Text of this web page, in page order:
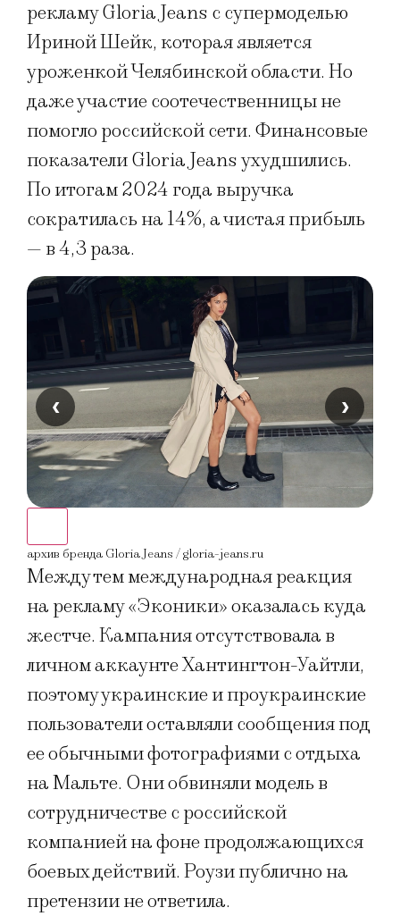
рекламу Gloria Jeans с супермоделью
Ириной Шейк, которая является
уроженкой Челябинской области. Но
даже участие соотечественницы не
помогло российской сети. Финансовые
показатели Gloria Jeans ухудшились.
По итогам 2024 года выручка
сократилась на 14%, а чистая прибыль
— в 4,3 раза.
архив бренда Gloria Jeans / gloria-jeans.ru
‹ ›
Между тем международная реакция
на рекламу «Эконики» оказалась куда
жестче. Кампания отсутствовала в
личном аккаунте Хантингтон-Уайтли,
поэтому украинские и проукраинские
пользователи оставляли сообщения под
ее обычными фотографиями с отдыха
на Мальте. Они обвиняли модель в
сотрудничестве с российской
компанией на фоне продолжающихся
боевых действий. Роузи публично на
претензии не ответила.